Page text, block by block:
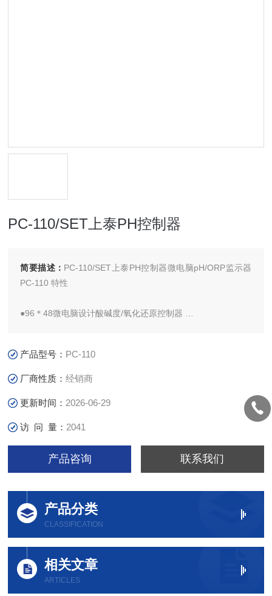
PC-110/SET上泰PH控制器
简要描述： PC-110/SET上泰PH控制器微电脑pH/ORP监示器
PC-110 特性
●96＊48微电脑设计酸碱度/氧化还原控制器
产品型号： PC-110
厂商性质：经销商
更新时间： 2026-06-29
访 问 量： 2041
产品咨询 联系我们
产品分类
CLASSIFICATION
相关文章
ARTICLES